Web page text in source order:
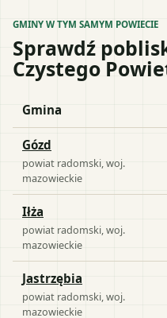
GMINY W TYM SAMYM POWIECIE
Sprawdź
Czystego
Gmina
Gózd
powiat radomski , woj.
mazowieckie
Iłża
powiat radomski , woj.
mazowieckie
Jastrzębia
powiat radomski , woj.
mazowieckie